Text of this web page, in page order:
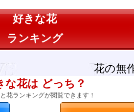
好きな花
ランキング
花の無
な花は どっち？
花ランキングが閲覧できます！